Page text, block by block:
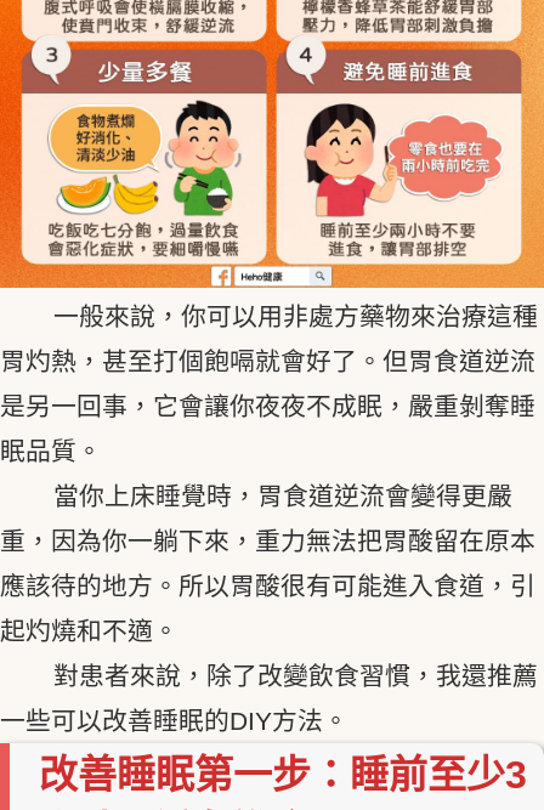
一般來說，你可以用非處方藥物來治療這種
胃灼熱，甚至打個飽嗝就會好了。但胃食道逆流
是另一回事，它會讓你夜夜不成眠，嚴重剝奪睡
眠品質。
當你上床睡覺時，胃食道逆流會變得更嚴
重，因為你一躺下來，重力無法把胃酸留在原本
應該待的地方。所以胃酸很有可能進入食道，引
起灼燒和不適。
對患者來說，除了改變飲食習慣，我還推薦
一些可以改善睡眠的DIY方法。
改善睡眠第一步：睡前至少3